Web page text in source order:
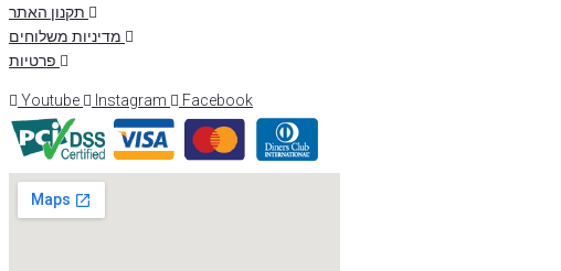
תקנון האתר
מדיניות משלוחים
פרטיות
Youtube Instagram Facebook